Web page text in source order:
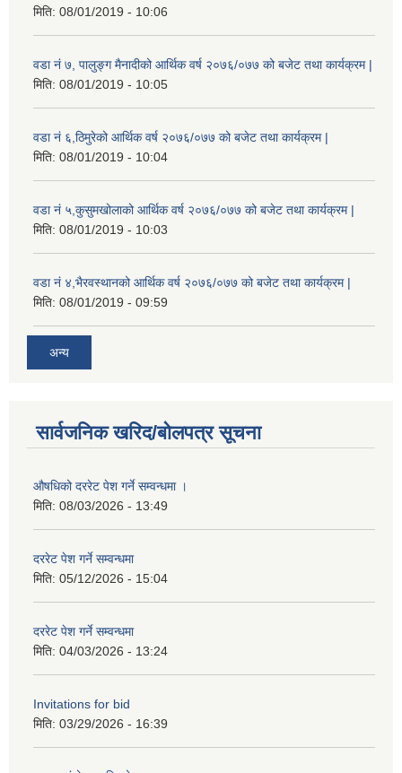
मिति: 08/01/2019 - 10:06
वडा नं ७, पालुङ्ग मैनादीको आर्थिक वर्ष २०७६/०७७ को बजेट तथा कार्यक्रम |
मिति: 08/01/2019 - 10:05
वडा नं ६,ठिमुरेको आर्थिक वर्ष २०७६/०७७ को बजेट तथा कार्यक्रम |
मिति: 08/01/2019 - 10:04
वडा नं ५,कुसुमखोलाको आर्थिक वर्ष २०७६/०७७ को बजेट तथा कार्यक्रम |
मिति: 08/01/2019 - 10:03
वडा नं ४,भैरवस्थानको आर्थिक वर्ष २०७६/०७७ को बजेट तथा कार्यक्रम |
मिति: 08/01/2019 - 09:59
अन्य
सार्वजनिक खरिद/बोलपत्र सूचना
औषधिको दररेट पेश गर्ने सम्वन्धमा ।
मिति: 08/03/2026 - 13:49
दररेट पेश गर्ने सम्वन्धमा
मिति: 05/12/2026 - 15:04
दररेट पेश गर्ने सम्वन्धमा
मिति: 04/03/2026 - 13:24
Invitations for bid
मिति: 03/29/2026 - 16:39